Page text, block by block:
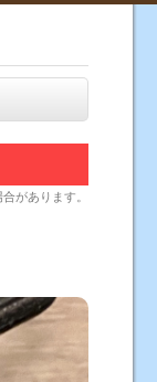
があります。